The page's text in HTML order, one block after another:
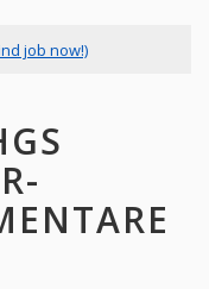
job now!)